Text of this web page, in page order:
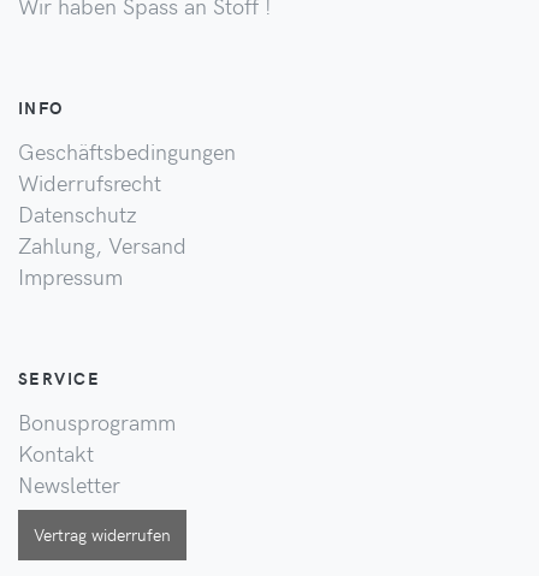
INFO
Geschäftsbedingungen
Widerrufsrecht
Datenschutz
Zahlung, Versand
Impressum
SERVICE
Bonusprogramm
Kontakt
Newsletter
Vertrag widerrufen